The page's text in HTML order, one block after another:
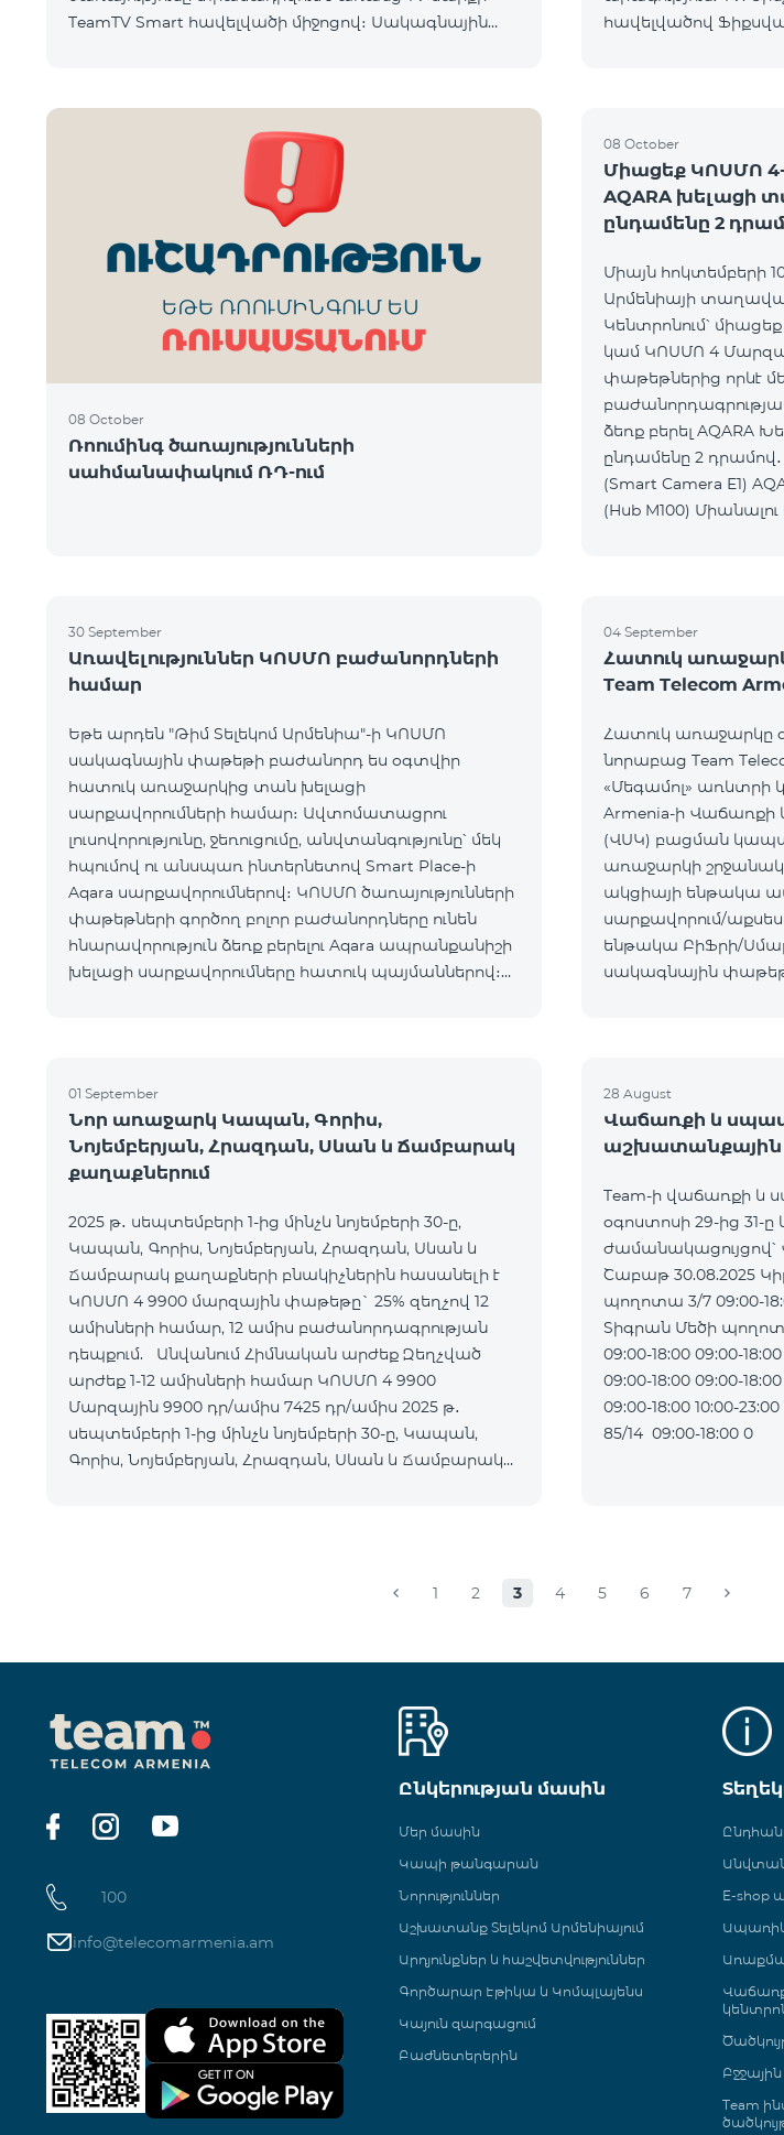
TeamTV Smart հավելվածի միջոցով։ Սակագնային
հավելվածով
08 October
Ռոումինգ ծառայությունների
սահմանափակում ՌԴ-ում
08 October
Միացեք ԿՈՍՄՈ 4-
AQARA խելացի
ընդամենը 2
Միայն հոկտեմբերի
Արմենիայի
Կենտրոնում՝
կամ ԿՈՍՄՈ 4
փաթեթներից որևէ
ձեռք բերել AQARA
ընդամենը 2 դրամով․ AQARA Խելացի Տեսախցիկ E1
(Smart Camera E1)
(Hub M100) Միանալու համար պարզապես պետք է
30 September
Առավելություններ ԿՈՍՄՈ բաժանորդների
համար
Եթե արդեն "Թիմ Տելեկոմ Արմենիա"-ի ԿՈՍՄՈ
սակագնային փաթեթի բաժանորդ ես օգտվիր
հատուկ առաջարկից տան խելացի
սարքավորումների համար։ Ավտոմատացրու
լուսովորությունը, ջեռուցումը, անվտանգությունը՝ մեկ
հպումով ու անսպառ ինտերնետով Smart Place-ի
Aqara սարքավորումներով։ ԿՈՍՄՈ ծառայությունների
փաթեթների գործող բոլոր բաժանորդները ունեն
հնարավորություն ձեռք բերելու Aqara ապրանքանիշի
խելացի սարքավորումները հատուկ պայմաններով։
04 September
Հատուկ
Team Telecom
Հատուկ առաջարկը
նորաբաց Team
«Մեգամոլ» առևտրի
Armenia-ի
(ՎՍԿ) բացման
առաջարկի
ակցիայի ենթակա
սարքավորում/
ենթակա ԲիՖրի/
սակագնային
01 September
Նոր առաջարկ Կապան, Գորիս,
Նոյեմբերյան, Հրազդան, Սևան և Ճամբարակ
քաղաքներում
2025 թ․ սեպտեմբերի 1-ից մինչև նոյեմբերի 30-ը,
Կապան, Գորիս, Նոյեմբերյան, Հրազդան, Սևան և
Ճամբարակ քաղաքների բնակիչներին հասանելի է
ԿՈՍՄՈ 4 9900 մարզային փաթեթը` 25% զեղչով 12
ամիսների համար, 12 ամիս բաժանորդագրության
դեպքում. Անվանում Հիմնական արժեք Զեղչված
արժեք 1-12 ամիսների համար ԿՈՍՄՈ 4 9900
Մարզային 9900 դր/ամիս 7425 դր/ամիս 2025 թ․
սեպտեմբերի 1-ից մինչև նոյեմբերի 30-ը, Կապան,
Գորիս, Նոյեմբերյան, Հրազդան, Սևան և Ճամբարակ
28 August
Վաճառքի և
աշխատանքային
Team-ի վաճառքի և
օգոստոսի 29-ից
ժամանակացույցով՝ ՎևՍԿ հասցե Ուբաթ 29.08.2025
Շաբաթ 30.08.2025 Կիրակի
պողոտա 3/7 09:00-
Տիգրան Մեծի
09:00-18:00 09:00-18:00 Վ․Ավանեսովի 8/1-2 10:00-23:00
09:00-18:00 09:00-18:00 Արշակունյաց պողոտա 34/3
09:00-18:00 10:00-23:00 10:00-23:00
85/14 09:00-18:00 0
1 2 3 4 5 6 7
100
info@telecomarmenia.am
Ընկերության մասին
Մեր մասին
Կապի թանգարան
Նորություններ
Աշխատանք Տելեկոմ Արմենիայում
Արդյունքներ և հաշվետվություններ
Գործարար Էթիկա և Կոմպլայենս
Կայուն զարգացում
Բաժնետերերին
E-shop
Team